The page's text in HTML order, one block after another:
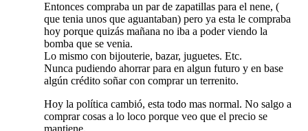
Entonces compraba un par de zapatillas para el nene, (
que tenia unos que aguantaban) pero ya esta le compraba
hoy porque quizás mañana no iba a poder viendo la
bomba que se venia.
Lo mismo con bijouterie, bazar, juguetes. Etc.
Nunca pudiendo ahorrar para en algun futuro y en base
algún crédito soñar con comprar un terrenito.
Hoy la política cambió, esta todo mas normal. No salgo a
comprar cosas a lo loco porque veo que el precio se